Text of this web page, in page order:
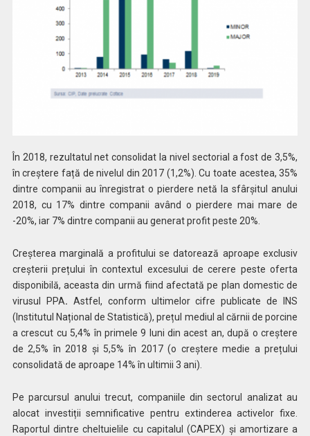
În 2018, rezultatul net consolidat la nivel sectorial a fost de 3,5%,
în creștere față de nivelul din 2017 (1,2%). Cu toate acestea, 35%
dintre companii au înregistrat o pierdere netă la sfârșitul anului
2018, cu 17% dintre companii având o pierdere mai mare de
-20%, iar 7% dintre companii au generat profit peste 20%.
Creșterea marginală a profitului se datorează aproape exclusiv
creșterii prețului în contextul excesului de cerere peste oferta
disponibilă, aceasta din urmă fiind afectată pe plan domestic de
virusul PPA. Astfel, conform ultimelor cifre publicate de INS
(Institutul Național de Statistică), prețul mediul al cărnii de porcine
a crescut cu 5,4% în primele 9 luni din acest an, după o creștere
de 2,5% în 2018 și 5,5% în 2017 (o creștere medie a prețului
consolidată de aproape 14% în ultimii 3 ani).
Pe parcursul anului trecut, companiile din sectorul analizat au
alocat investiții semnificative pentru extinderea activelor fixe.
Raportul dintre cheltuielile cu capitalul (CAPEX) și amortizare a